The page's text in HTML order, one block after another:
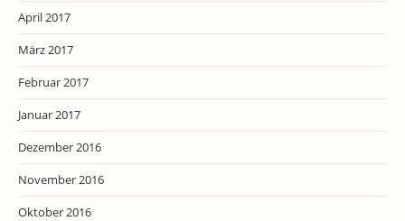
April 2017
März 2017
Februar 2017
Januar 2017
Dezember 2016
November 2016
Oktober 2016